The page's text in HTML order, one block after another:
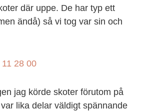
där uppe. De har typ ett
ändå) så vi tog var sin och
jag körde skoter förutom på
lika delar väldigt spännande